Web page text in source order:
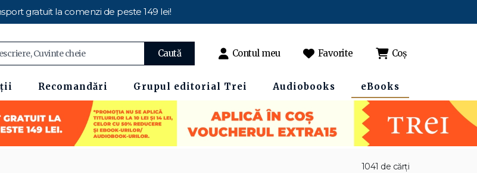
gratuit la comenzi de peste 149 lei!
Caută Contul meu Favorite Coș
Recomandări Grupul editorial Trei Audiobooks eBooks
1041 de cărți